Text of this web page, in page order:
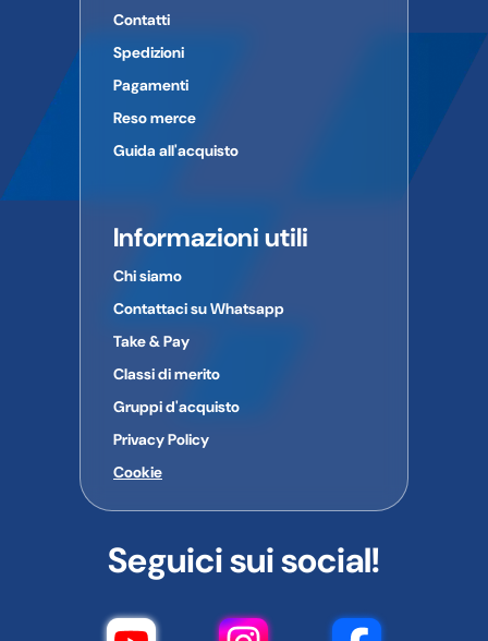
Contatti
Spedizioni
Pagamenti
Reso merce
Guida all'acquisto
Informazioni utili
Chi siamo
Contattaci su Whatsapp
Take & Pay
Classi di merito
Gruppi d'acquisto
Privacy Policy
Cookie
Seguici sui social!